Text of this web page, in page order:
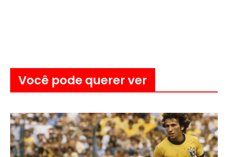
Você pode querer ver